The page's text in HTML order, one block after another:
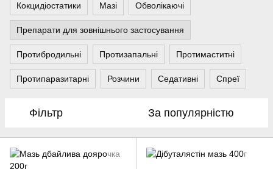
Кокцидіостатики Мазі Обволікаючі
Препарати для зовнішнього застосування
Протибродильні Протизапальні Протимаститні
Протипаразитарні Розчини Седативні Спреї
Фільтр За популярністю